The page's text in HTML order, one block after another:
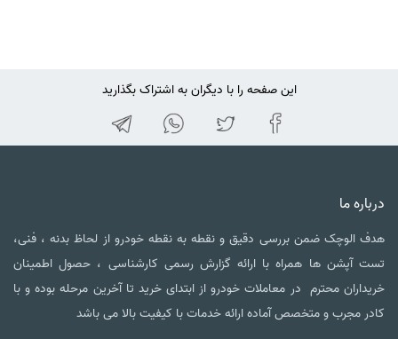
این صفحه را با دیگران به اشتراک بگذارید
درباره ما
هدف الوچک ضمن بررسی دقیق و نقطه به نقطه خودرو از لحاظ بدنه ، فنی،
تست آپشن ها همراه با ارائه گزارش رسمی کارشناسی ، حصول اطمینان
خریداران محترم در معاملات خودرو از ابتدای خرید تا آخرین مرحله بوده و با
کادر مجرب و متخصص آماده ارائه خدمات با کیفیت بالا می باشد